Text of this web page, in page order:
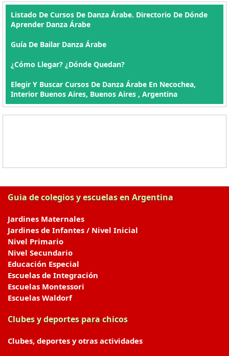
Listado De Cursos De Danza Árabe. Directorio De Dónde
Aprender Danza Árabe
Guía De Bailar Danza Árabe
¿Cómo Llegar? ¿Dónde Quedan?
Elegir Y Buscar Cursos De Danza Árabe En Necochea,
Interior Buenos Aires, Buenos Aires , Argentina
Guia de colegios y escuelas en Argentina
Jardines Maternales
Jardines de Infantes / Nivel Inicial
Nivel Primario
Nivel Secundario
Educación Especial
Escuelas de Integración
Escuelas Montessori
Escuelas Waldorf
Clubes y deportes para chicos
Clubes, deportes y otras actividades